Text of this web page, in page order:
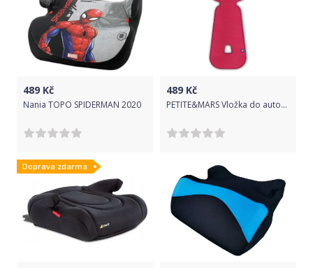
489 Kč
Nania TOPO SPIDERMAN 2020
489 Kč
PETITE&MARS Vložka do autosedačky 3D Aero růžová 9-18 kg
Doprava zdarma